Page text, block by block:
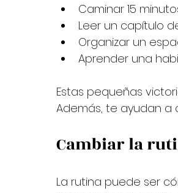
Caminar 15
Leer un capítulo
Organizar un
Aprender una
Estas pequeñas
Además, te ayudan a
Cambiar la
La rutina puede ser